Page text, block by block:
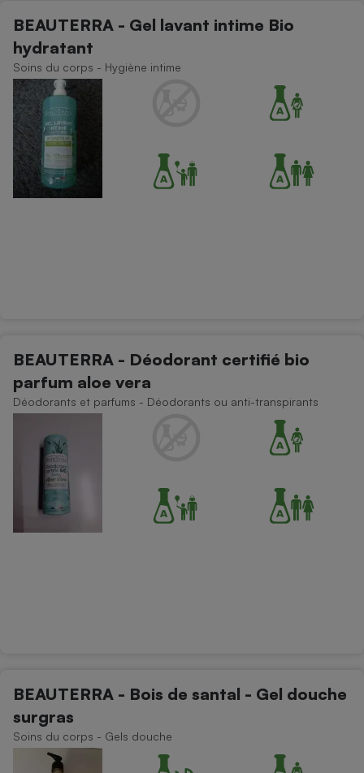
BEAUTERRA - Gel lavant intime Bio
hydratant
Soins du corps - Hygiène intime
BEAUTERRA - Déodorant certifié bio
parfum aloe vera
Déodorants et parfums - Déodorants ou anti-transpirants
BEAUTERRA - Bois de santal - Gel douche
surgras
Soins du corps - Gels douche